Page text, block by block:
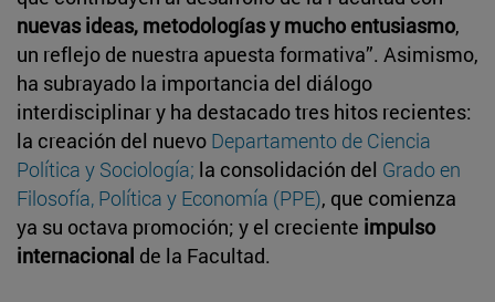
nuevas ideas, metodologías y mucho entusiasmo,
un reflejo de nuestra apuesta formativa”. Asimismo,
ha subrayado la importancia del diálogo
interdisciplinar y ha destacado tres hitos recientes:
la creación del nuevo Departamento de Ciencia
Política y Sociología; la consolidación del Grado en
Filosofía, Política y Economía (PPE), que comienza
ya su octava promoción; y el creciente impulso
internacional de la Facultad.